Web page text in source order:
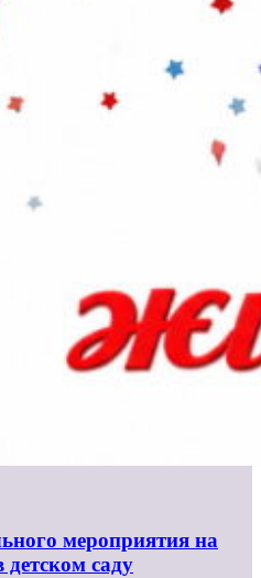
мероприятия на
детском саду